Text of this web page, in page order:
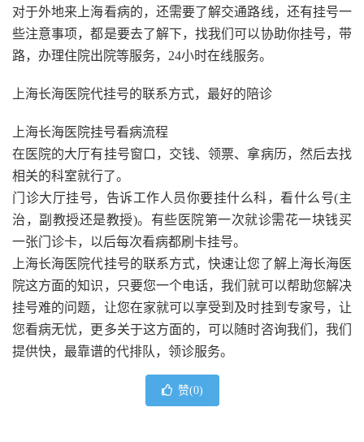
对于外地来上海看病的，还需要了解交通路线，还有挂号一
些注意事项，都是要去了解下，找我们可以协助你挂号，带
路，办理住院出院等服务，24小时在线服务。
上海长海医院代挂号的联系方式，最好的陪诊
上海长海医院挂号看病流程
在医院的大厅有挂号窗口，交钱、领票、拿病历，然后去找
相关的科室就行了。
门诊大厅挂号，告诉工作人员你要挂什么科，看什么号(主
治，副教授还是教授)。有些医院第一次就诊需花一块钱买
一张门诊卡，以后每次看病都刷卡挂号。
上海长海医院代挂号的联系方式，快速让您了解上海长海医
院这方面的知识，只要您一个电话，我们就可以帮助您解决
挂号难的问题，让您在家就可以享受到及时挂到专家号，让
您看病无忧，更多关于这方面的，可以随时咨询我们，我们
提供快，最靠谱的代排队，领诊服务。
赞(0)